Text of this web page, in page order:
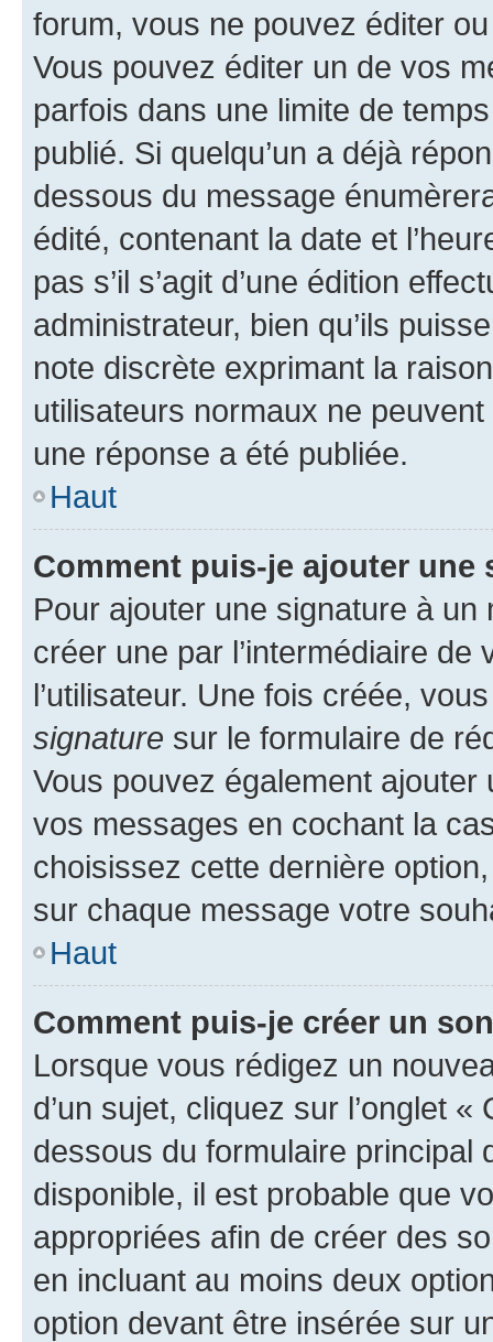
forum, vous ne pouvez éditer
Vous pouvez éditer un de vos
parfois dans une limite de
publié. Si quelqu’un a déjà
dessous du message
édité, contenant la date et
pas s’il s’agit d’une édition
administrateur, bien qu’ils
note discrète exprimant la
utilisateurs normaux ne
une réponse a été publiée.
Haut
Comment puis-je ajouter une
Pour ajouter une signature à un
créer une par l’intermédiaire
l’utilisateur. Une fois créée,
signature sur le formulaire de
Vous pouvez également
vos messages en cochant la
choisissez cette dernière
sur chaque message votre
Haut
Comment puis-je créer un
Lorsque vous rédigez un
d’un sujet, cliquez sur l’onglet
dessous du formulaire principal
disponible, il est probable que
appropriées afin de créer des
en incluant au moins deux
option devant être insérée sur